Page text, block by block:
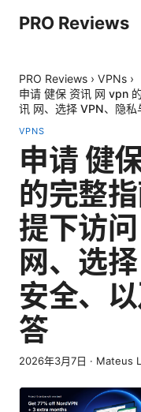
PRO Reviews
PRO Reviews › VPNs ›
申请 健保 资讯 网 vpn
讯 网、选择 VPN、隐
VPNS
申请 健
的完整
提下访
网、选
安全、
答
2026年3月7日 · Mateus